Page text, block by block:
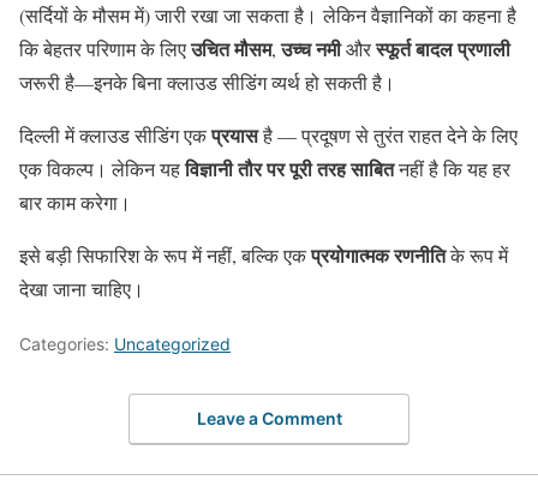
(सर्दियों के मौसम में) जारी रखा जा सकता है। लेकिन वैज्ञानिकों का कहना है
कि बेहतर परिणाम के लिएउचित मौसम,उच्च नमीऔरस्फूर्त बादल प्रणाली
जरूरी है—इनके बिना क्लाउड सीडिंग व्यर्थ हो सकती है।
दिल्ली में क्लाउड सीडिंग एकप्रयासहै — प्रदूषण से तुरंत राहत देने के लिए
एक विकल्प। लेकिन यहविज्ञानी तौर पर पूरी तरह साबितनहीं है कि यह हर
बार काम करेगा।
इसे बड़ी सिफारिश के रूप में नहीं, बल्कि एकप्रयोगात्मक रणनीतिके रूप में
देखा जाना चाहिए।
Categories: Uncategorized
Leave a Comment